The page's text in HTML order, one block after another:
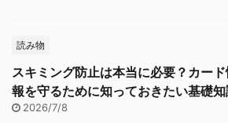
読み物
スキミング防止は本当に必要？カー
報を守るために知っておきたい基礎
2026/7/8